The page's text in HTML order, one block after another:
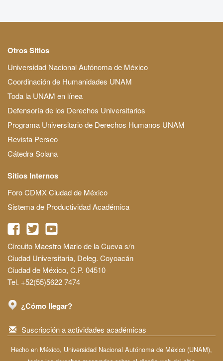
Otros Sitios
Universidad Nacional Autónoma de México
Coordinación de Humanidades UNAM
Toda la UNAM en línea
Defensoría de los Derechos Universitarios
Programa Universitario de Derechos Humanos UNAM
Revista Perseo
Cátedra Solana
Sitios Internos
Foro CDMX Ciudad de México
Sistema de Productividad Académica
Circuito Maestro Mario de la Cueva s/n
Ciudad Universitaria, Deleg. Coyoacán
Ciudad de México, C.P. 04510
Tel. +52(55)5622 7474
¿Cómo llegar?
Suscripción a actividades académicas
Hecho en México, Universidad Nacional Autónoma de México (UNAM),